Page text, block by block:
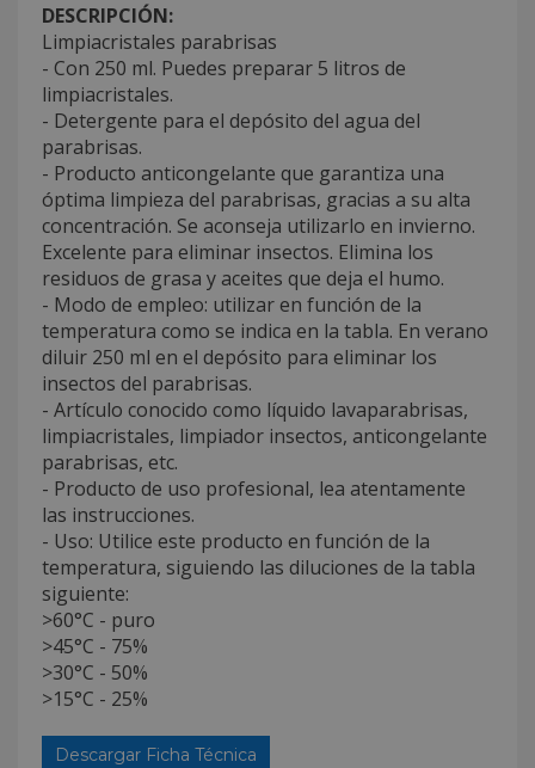
DESCRIPCIÓN:
Limpiacristales parabrisas
- Con 250 ml. Puedes preparar 5 litros de
limpiacristales.
- Detergente para el depósito del agua del
parabrisas.
- Producto anticongelante que garantiza una
óptima limpieza del parabrisas, gracias a su alta
concentración. Se aconseja utilizarlo en invierno.
Excelente para eliminar insectos. Elimina los
residuos de grasa y aceites que deja el humo.
- Modo de empleo: utilizar en función de la
temperatura como se indica en la tabla. En verano
diluir 250 ml en el depósito para eliminar los
insectos del parabrisas.
- Artículo conocido como líquido lavaparabrisas,
limpiacristales, limpiador insectos, anticongelante
parabrisas, etc.
- Producto de uso profesional, lea atentamente
las instrucciones.
- Uso: Utilice este producto en función de la
temperatura, siguiendo las diluciones de la tabla
siguiente:
>60°C - puro
>45°C - 75%
>30°C - 50%
>15°C - 25%
Descargar Ficha Técnica